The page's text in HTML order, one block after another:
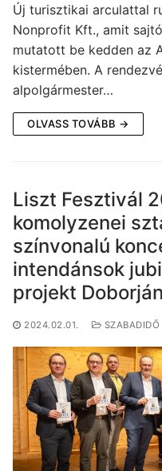
Új turisztikai arculattal
Nonprofit Kft., amit
mutatott be kedden az
kistermében. A
alpolgármester…
OLVASS TOVÁBB →
Liszt Fesztivál
komolyzenei
színvonalú
intendánsok
projekt
2024.02.01. SZABADIDŐ